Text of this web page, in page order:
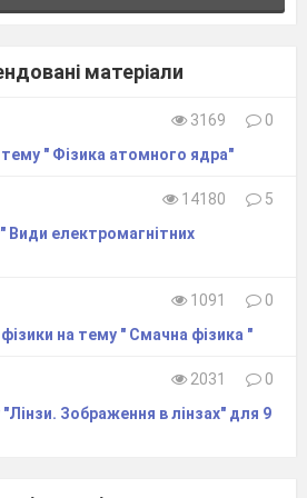
картофель.
подключении картофеля к
матеріали
3169
0
" Фізика атомного ядра"
14180
5
Види електромагнітних
1091
0
на тему " Смачна фізика "
2031
0
Зображення в лінзах" для 9